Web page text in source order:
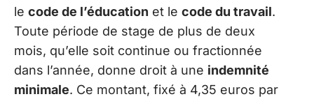
le code de l’éducation et le code du travail.
Toute période de stage de plus de deux
mois, qu’elle soit continue ou fractionnée
dans l’année, donne droit à une indemnité
minimale. Ce montant, fixé à 4,35 euros par